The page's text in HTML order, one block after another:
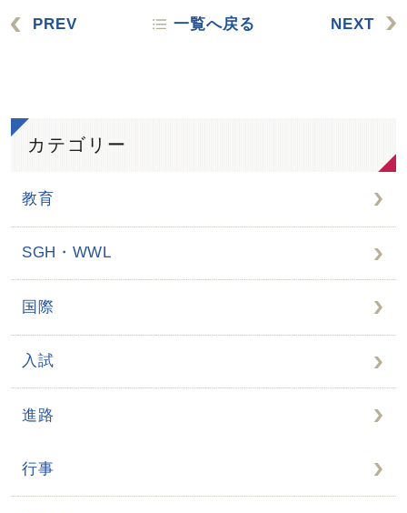
PREV 一覧へ戻る NEXT
カテゴリー
教育
SGH・WWL
国際
入試
進路
行事